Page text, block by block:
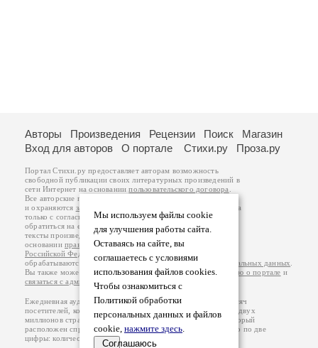
Мы используем файлы cookie
для улучшения работы сайта.
Оставаясь на сайте, вы
соглашаетесь с условиями
использования файлов cookies.
Чтобы ознакомиться с
Политикой обработки
персональных данных и файлов
cookie, нажмите здесь.
Соглашаюсь
Авторы Произведения Рецензии Поиск
Магазин
Вход для авторов
О портале Стихи.ру Проза.ру
Портал Стихи.ру предоставляет авторам возможность
свободной публикации своих литературных произведений в
сети Интернет на основаниипользовательского договора
Все авторские права на произведения принадлежат авторам
и охраняются законом
. Перепечатка произведений возможна
только с согласия его автора, к которому вы можете
обратиться на его авторской странице. Ответственность за
тексты произведений авторы несут самостоятельно на
основанииправил публикацииизаконодательства
Российской Федерации
обрабатываются на основанииПолитики обработки персональных данных
Вы также можете посмотреть более подробнуюинформацию о портале и
связаться с администрацией
Ежедневная аудитория портала Стихи.ру – порядка 200 тысяч
посетителей, которые в общей сумме просматривают более двух
миллионов страниц по данным счетчика посещаемости, который
расположен справа от этого текста. В каждой графе указано по две
цифры: количество просмотров и количество посетителей.